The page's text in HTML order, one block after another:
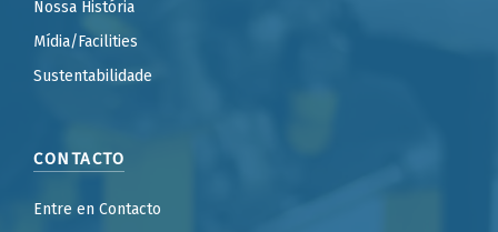
Nossa História
Mídia/Facilities
Sustentabilidade
CONTACTO
Entre en Contacto